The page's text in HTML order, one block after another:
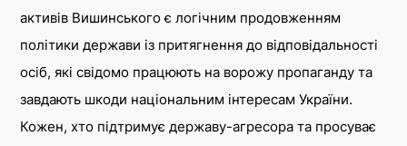
активів Вишинського є логічним продовженням
політики держави із притягнення до відповідальності
осіб, які свідомо працюють на ворожу пропаганду та
завдають шкоди національним інтересам України.
Кожен, хто підтримує державу-агресора та просуває